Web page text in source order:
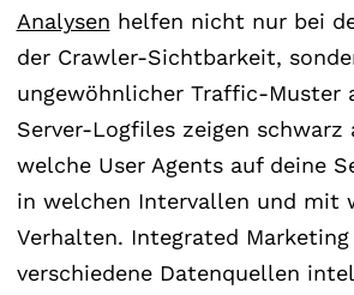
Analysen helfen nicht nur bei
der Crawler-Sichtbarkeit,
ungewöhnlicher Traffic-Muster
Server-Logfiles zeigen schwarz
welche User Agents auf deine
in welchen Intervallen und mit
Verhalten. Integrated
verschiedene Datenquellen